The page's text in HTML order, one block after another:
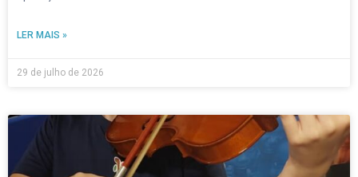
LER MAIS »
29 de julho de 2026